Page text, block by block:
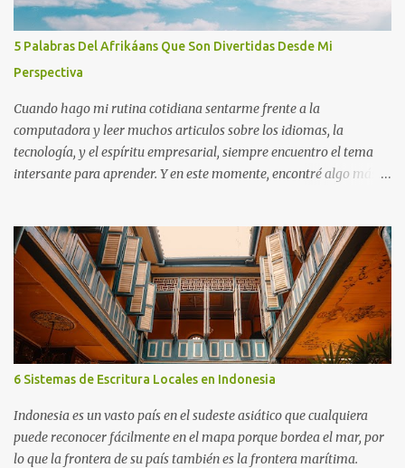
nativas deben tener más espacio. Ventajas Conocer lenguas
coloniales ayuda en el comercio, la diplomacia y los estudios en el
extranjero. Hablarlas puede traer mejores empleos y mayor
posición social. Dan acceso a muchos libros, ciencia y recursos
culturales. Desventajas Las...
5 Palabras Del Afrikáans Que Son Divertidas Desde Mi
Perspectiva
Cuando hago mi rutina cotidiana sentarme frente a la
computadora y leer muchos articulos sobre los idiomas, la
tecnología, y el espíritu empresarial, siempre encuentro el tema
intersante para aprender. Y en este momente, encontré algo más
pregunto “¿En serio?”
6 Sistemas de Escritura Locales en Indonesia
Indonesia es un vasto país en el sudeste asiático que cualquiera
puede reconocer fácilmente en el mapa porque bordea el mar, por
lo que la frontera de su país también es la frontera marítima.